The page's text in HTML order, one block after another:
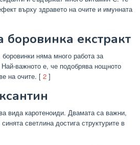
върху здравето на очите и имунната
боровинка екстракт
боровинки няма много работа за
важното е, че подобрява нощното
на очите. [ 2 ]
вида каротеноиди. Двамата са важни,
светлина достига структурите в